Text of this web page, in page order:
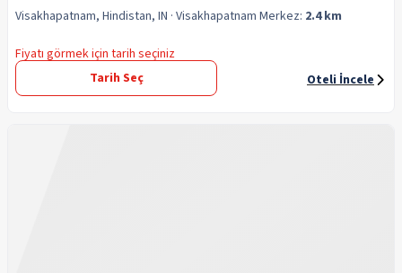
Visakhapatnam, Hindistan, IN · Visakhapatnam Merkez: 2.4 km
Fiyatı görmek için tarih seçiniz
Tarih Seç
Oteli İncele